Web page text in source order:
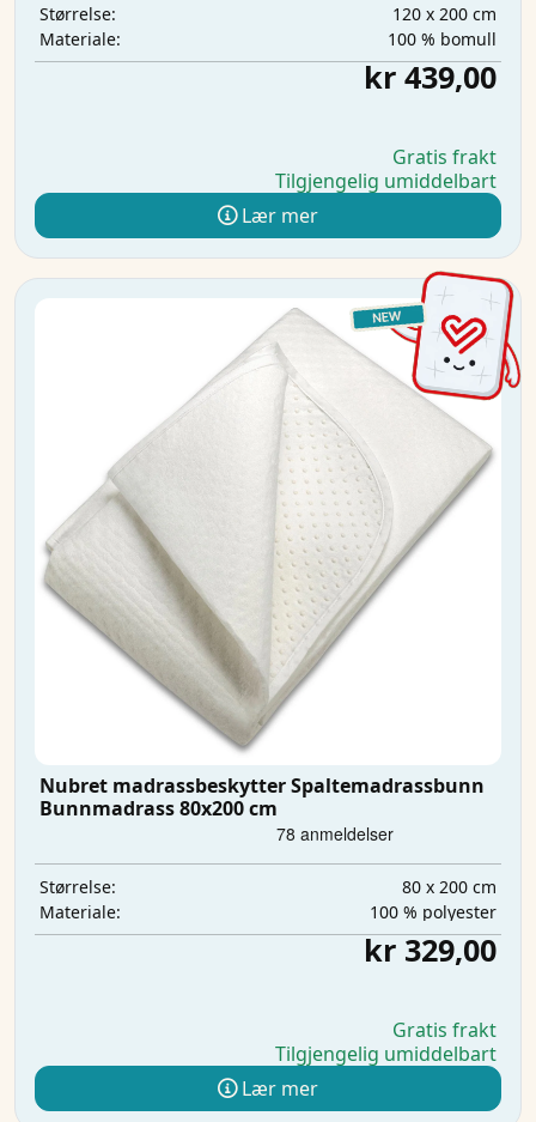
Størrelse:
120 x 200 cm
Materiale:
100 % bomull
kr 439,00
Gratis frakt
Tilgjengelig umiddelbart
Lær mer
Nubret madrassbeskytter Spaltemadrassbunn
Bunnmadrass 80x200 cm
Størrelse:
80 x 200 cm
Materiale:
100 % polyester
kr 329,00
Gratis frakt
Tilgjengelig umiddelbart
Lær mer